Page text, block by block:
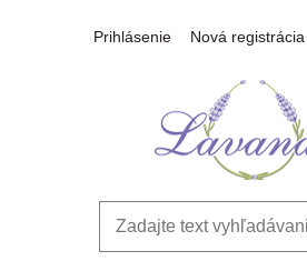
Prihlásenie Nová registrácia